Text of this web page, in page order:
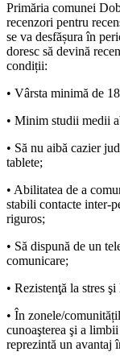
Primăria comunei
recenzori pentru
se va desfășura în
doresc să devină
condiții:
• Vârsta minimă de
• Minim studii medii
• Să nu aibă cazier
tablete;
• Abilitatea de a
stabili contacte inter-
riguros;
• Să dispună de un
comunicare;
• Rezistenţă la stres
• În zonele/
cunoaşterea şi a
reprezintă un avantaj